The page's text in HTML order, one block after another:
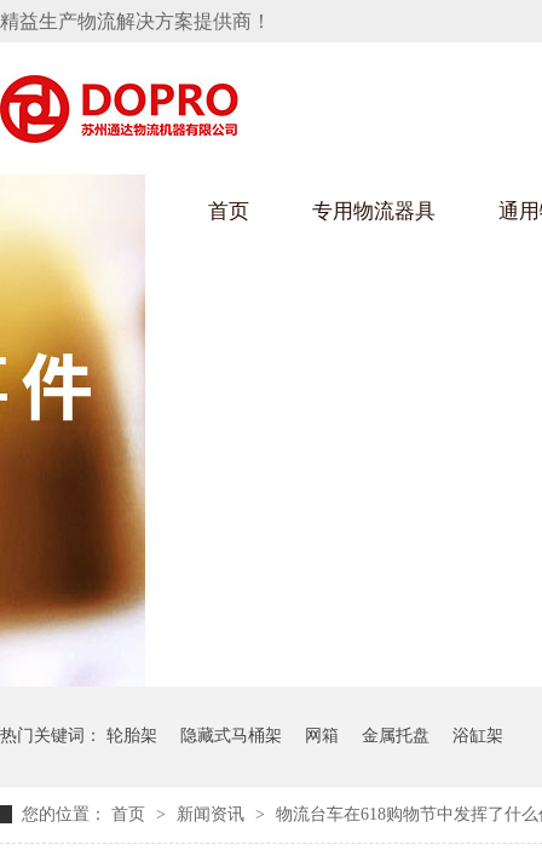
精益生产物流解决方案提供商！
首页 专用物流器具
葫芦娃下载最污架
保险杠料架
消声器料架
通
车
料架
桶水箱支架
行业
热门关键词： 轮胎架 隐藏式马桶架 网箱 金属托盘 浴缸架
您的位置： 首页 > 新闻资讯 > 物流台车在618购物节中发挥了什么